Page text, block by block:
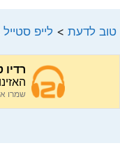
טוב לדעת >לייפ סטייל